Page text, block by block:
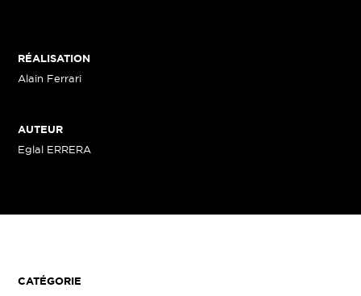
RÉALISATION
Alain Ferrari
AUTEUR
Eglal ERRERA
CATÉGORIE